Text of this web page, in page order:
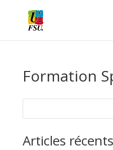
Formation
Articles récents